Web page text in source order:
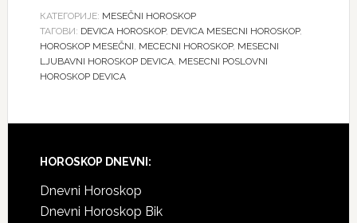
КАТЕГОРИЈЕ: MESEČNI HOROSKOP
ТАГОВИ: DEVICA HOROSKOP, DEVICA MESECNI HOROSKOP,
HOROSKOP MESEČNI, MECECNI HOROSKOP, MESECNI
LJUBAVNI HOROSKOP DEVICA, MESECNI POSLOVNI
HOROSKOP DEVICA
Footer
HOROSKOP DNEVNI:
Dnevni Horoskop
Dnevni Horoskop Bik